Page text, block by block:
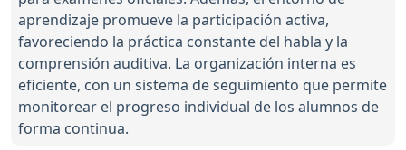
aprendizaje promueve la participación activa,
favoreciendo la práctica constante del habla y la
comprensión auditiva. La organización interna es
eficiente, con un sistema de seguimiento que permite
monitorear el progreso individual de los alumnos de
forma continua.